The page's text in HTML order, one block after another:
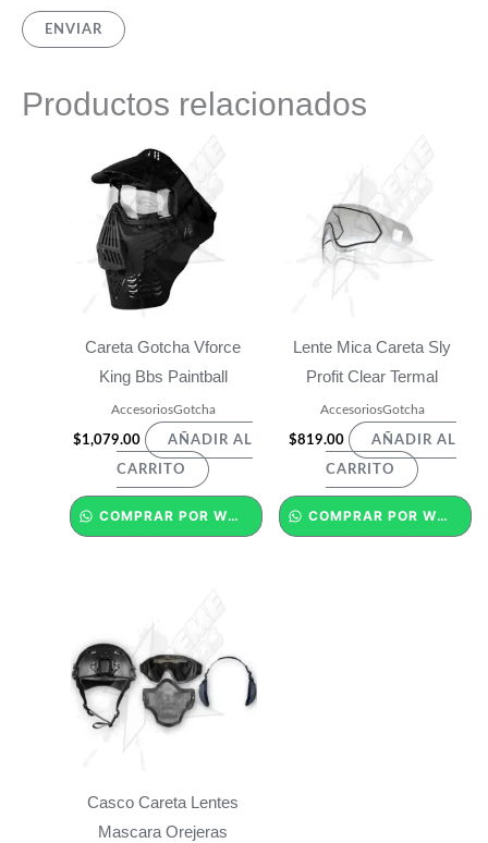
Productos relacionados
Careta Gotcha Vforce
King Bbs Paintball
AccesoriosGotcha
$1,079.00 AÑADIR AL
CARRITO
COMPRAR POR WHATSAPP
Lente Mica Careta Sly
Profit Clear Termal
AccesoriosGotcha
$819.00 AÑADIR AL
CARRITO
COMPRAR POR WHATSAPP
Casco Careta Lentes
Mascara Orejeras